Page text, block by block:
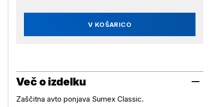
V KOŠARICO
Več o izdelku
Zaščitna avto ponjava Sumex Classic.